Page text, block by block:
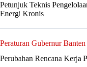
Petunjuk Teknis
Energi Kronis
Peraturan Gubernur
Perubahan Rencana Kerja